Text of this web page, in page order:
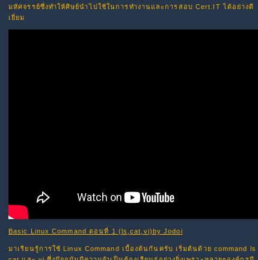
มหัศจรรย์ซึ่งทำให้ศิษย์นำไปใช้ในการทำงานและการสอบ Cert.IT ได้อย่างดี
เยี่ยม
Basic Linux Command ตอนที่ 1 (ls,cat,vi)by Jodoi
มาเรียนรู้การใช้ Linux Command เบื้องต้นกันครับ เริ่มต้นด้วย command ls ,